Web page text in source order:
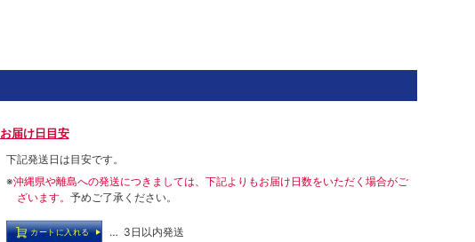
お届け日目安
下記発送日は目安です。
※沖縄県や離島への発送につきましては、下記よりもお届け日数をいただく場合がご
ざいます。 予めご了承ください。
カートに入れる … 3日以内発送